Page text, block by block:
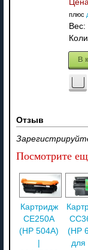
плюс
Вес:
В
Отзыв
Посмотрите
Картридж
CE250A
(HP 504A)
(HP
для